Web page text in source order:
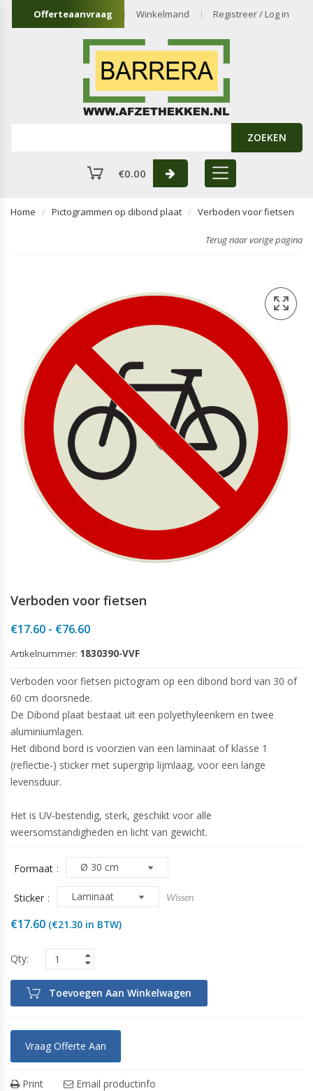
Offerteaanvraag Winkelmand Registreer / Log in
ZOEKEN
€0.00
Home Pictogrammen op dibond plaat Verboden voor fietsen
Terug naar vorige pagina
Verboden voor fietsen
€17.60 - €76.60Prijsklasse:
tot
Artikelnummer: 1830390-VVF
Verboden voor fietsen pictogram op een dibond bord van 30 of
60 cm doorsnede.
De Dibond plaat bestaat uit een polyethyleenkern en twee
aluminiumlagen.
Het dibond bord is voorzien van een laminaat of klasse 1
(reflectie-) sticker met supergrip lijmlaag, voor een lange
levensduur.
Het is UV-bestendig, sterk, geschikt voor alle
weersomstandigheden en licht van gewicht.
Formaat
Sticker Wissen
€17.60 (€21.30 in BTW)
Toevoegen Aan Winkelwagen
Vraag Offerte Aan
Print Email productinfo